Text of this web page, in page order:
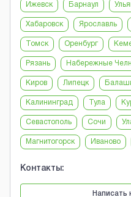
Ижевск Барнаул
Хабаровск Ярославль
Томск Оренбург
Рязань Набережные
Киров Липецк
Калининград Тула
Севастополь Сочи
Магнитогорск Иваново
Контакты:
Написать